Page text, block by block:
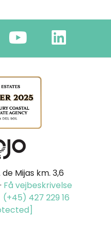
Mijas km. 3,6
Få vejbeskrivelse
(+45) 427 229 16